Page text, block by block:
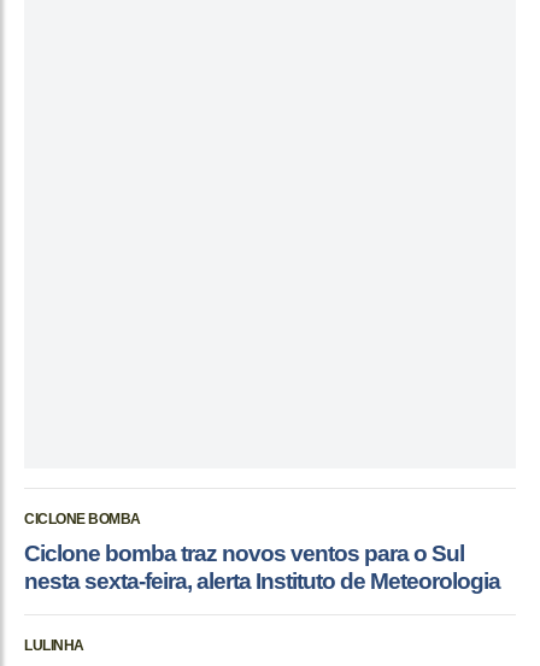
CICLONE BOMBA
Ciclone bomba traz novos ventos para o Sul
nesta sexta-feira, alerta Instituto de Meteorologia
LULINHA